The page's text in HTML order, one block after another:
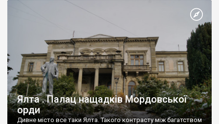
Ялта . Палац нащадків Мордовської
орди
Дивне місто все таки Ялта. Такого контрасту між багатством